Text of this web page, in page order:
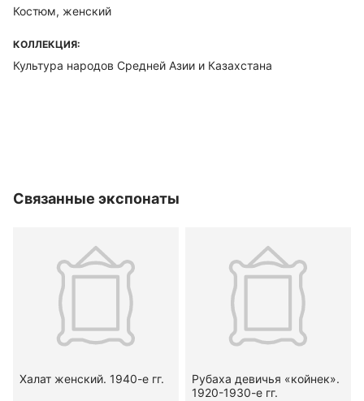
Костюм, женский
КОЛЛЕКЦИЯ:
Культура народов Средней Азии и Казахстана
Связанные экспонаты
Халат женский. 1940-е гг.
Рубаха девичья «койнек».
1920-1930-е гг.